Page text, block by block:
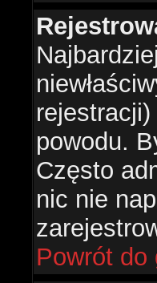
powodu.
Często
nic nie
Powrót do